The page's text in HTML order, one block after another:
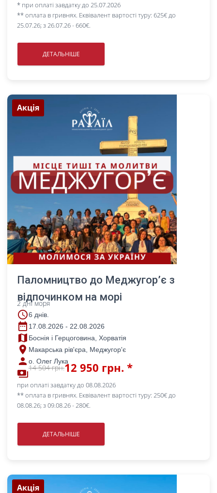
* при оплаті завдатку до 25.07.2026
** оплата в гривнях. Еквівалент вартості туру: 625€ до
25.07.26; з 26.07.26 - 660€.
ДЕТАЛЬНІШЕ
Акція
Паломництво до Меджугор’є з
відпочинком на морі
2 дні моря
access_time6 днів.
date_range 17.08.2026 - 22.08.2026
map Боснія і Герцоговина, Хорватія
place Макарська рів'єра, Меджугор'є
person о. Олег Лука
payments
14 504 грн.12 950 грн. *
при оплаті завдатку до 08.08.2026
** оплата в гривнях. Еквівалент вартості туру: 250€ до
08.08.26; з 09.08.26 - 280€.
ДЕТАЛЬНІШЕ
Акція